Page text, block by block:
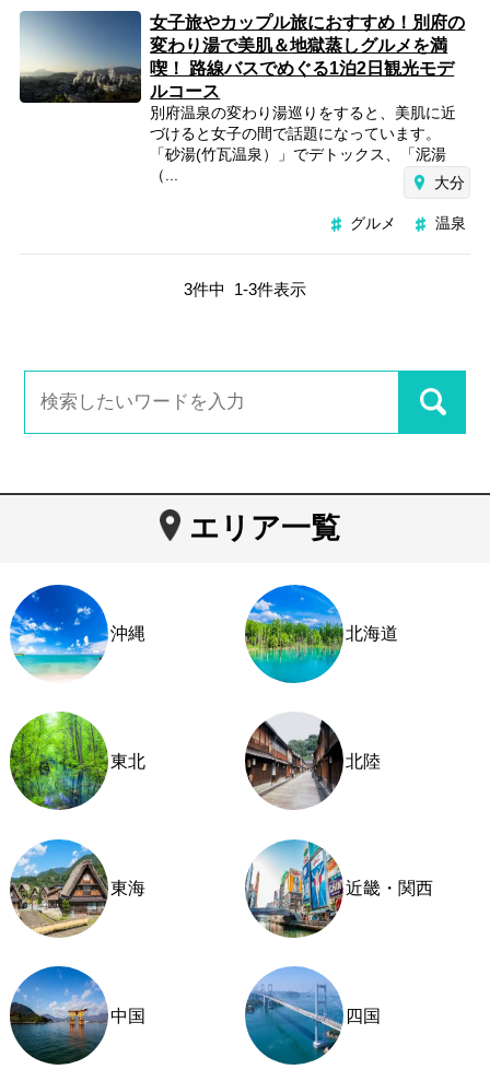
女子旅やカップル旅におすすめ！別府の
変わり湯で美肌＆地獄蒸しグルメを満
喫！ 路線バスでめぐる1泊2日観光モデ
ルコース
別府温泉の変わり湯巡りをすると、美肌に近
づけると女子の間で話題になっています。
「砂湯(竹瓦温泉）」でデトックス、「泥湯
（...
大分
グルメ 温泉
3件中 1-3件表示
エリア一覧
沖縄 北海道
東北 北陸
東海 近畿・関西
中国 四国